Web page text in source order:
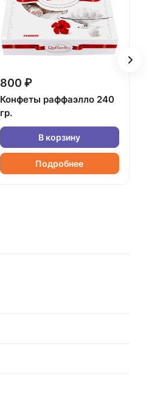
800 ₽
Конфеты раффаэлло 240
гр.
В корзину
Подробнее